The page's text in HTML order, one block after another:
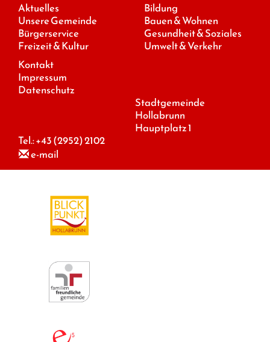
Aktuelles
Unsere Gemeinde
Bürgerservice
Freizeit & Kultur
Bildung
Bauen & Wohnen
Gesundheit & Soziales
Umwelt & Verkehr
Kontakt
Impressum
Datenschutz
Stadtgemeinde
Hollabrunn
Hauptplatz 1
Tel.:+43 (2952) 2102
e-mail